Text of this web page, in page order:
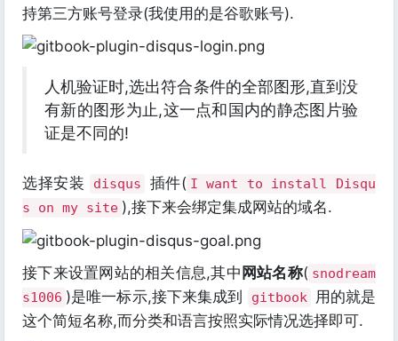
持第三方账号登录(我使用的是谷歌账号).
人机验证时,选出符合条件的全部图形,直到没
有新的图形为止,这一点和国内的静态图片验
证是不同的!
选择安装 disqus 插件( I want to install Disqu
s on my site ),接下来会绑定集成网站的域名.
接下来设置网站的相关信息,其中 网站名称( snodream
s1006 )是唯一标示,接下来集成到 gitbook 用的就是
这个简短名称,而分类和语言按照实际情况选择即可.